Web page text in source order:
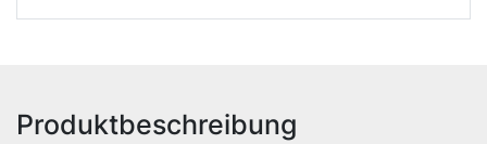
Produktbeschreibung